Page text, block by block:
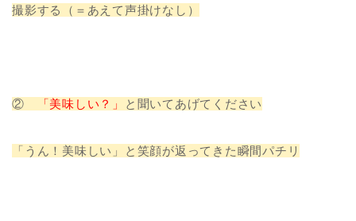
撮影する（＝あえて声掛けなし）
② 「美味しい？」 と聞いてあげてください
「うん！美味しい」と笑顔が返ってきた瞬間パチリ